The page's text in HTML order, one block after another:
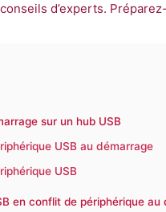
d’experts.
sur un hub USB
USB au démarrage
USB
en conflit de périphérique au